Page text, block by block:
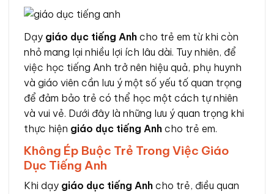
Dạy giáo dục tiếng Anh cho trẻ em từ khi còn
nhỏ mang lại nhiều lợi ích lâu dài. Tuy nhiên, để
việc học tiếng Anh trở nên hiệu quả, phụ huynh
và giáo viên cần lưu ý một số yếu tố quan trọng
để đảm bảo trẻ có thể học một cách tự nhiên
và vui vẻ. Dưới đây là những lưu ý quan trọng khi
thực hiện giáo dục tiếng Anh cho trẻ em.
Không Ép Buộc Trẻ Trong Việc Giáo
Dục Tiếng Anh
Khi dạy giáo dục tiếng Anh cho trẻ, điều quan